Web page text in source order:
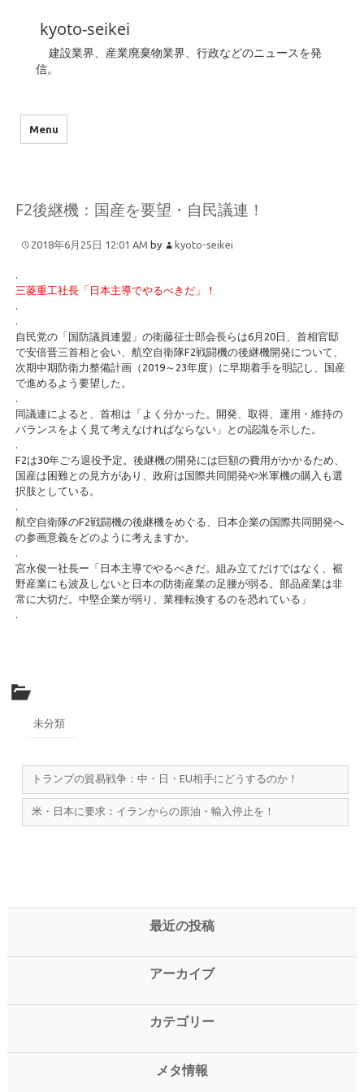
kyoto-seikei
建設業界、産業廃棄物業界、行政などのニュースを発
信。
Menu
F2後継機：国産を要望・自民議連！
2018年6月25日 12:01 AM by kyoto-seikei
.
三菱重工社長「日本主導でやるべきだ」！
.
.
自民党の「国防議員連盟」の衛藤征士郎会長らは6月20日、首相官邸
で安倍晋三首相と会い、航空自衛隊F2戦闘機の後継機開発について、
次期中期防衛力整備計画（2019～23年度）に早期着手を明記し、国産
で進めるよう要望した。
.
同議連によると、首相は「よく分かった。開発、取得、運用・維持の
バランスをよく見て考えなければならない」との認識を示した。
.
F2は30年ごろ退役予定。後継機の開発には巨額の費用がかかるため、
国産は困難との見方があり、政府は国際共同開発や米軍機の購入も選
択肢としている。
.
航空自衛隊のF2戦闘機の後継機をめぐる、日本企業の国際共同開発へ
の参画意義をどのように考えますか。
.
宮永俊一社長ー「日本主導でやるべきだ。組み立てだけではなく、裾
野産業にも波及しないと日本の防衛産業の足腰が弱る。部品産業は非
常に大切だ。中堅企業が弱り、業種転換するのを恐れている」
.
未分類
トランプの貿易戦争：中・日・EU相手にどうするのか！
米・日本に要求：イランからの原油・輸入停止を！
最近の投稿
アーカイブ
カテゴリー
メタ情報